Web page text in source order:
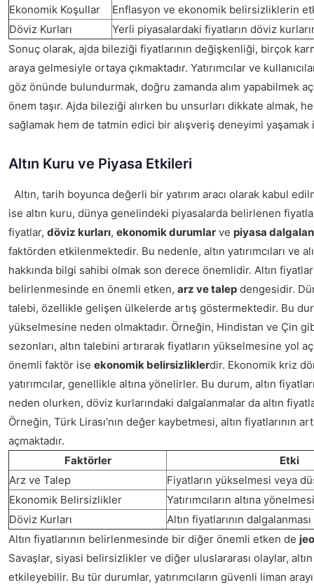
Ekonomik Koşullar
Enflasyon ve ekonomik belirsizliklerin
Döviz Kurları
Yerli piyasalardaki fiyatların döviz
Sonuç olarak, ajda bileziği fiyatlarının değişkenliği, birçok
araya gelmesiyle ortaya çıkmaktadır. Yatırımcılar ve
göz önünde bulundurmak, doğru zamanda alım yapabilmek
önem taşır. Ajda bileziği alırken bu unsurları dikkate almak,
sağlamak hem de tatmin edici bir alışveriş deneyimi
Altın Kuru ve Piyasa Etkileri
Altın, tarih boyunca değerli bir yatırım aracı olarak kabul
ise altın kuru, dünya genelindeki piyasalarda belirlenen
fiyatlar, döviz kurları, ekonomik durumlar ve piyasa
faktörden etkilenmektedir. Bu nedenle, altın yatırımcıları ve
hakkında bilgi sahibi olmak son derece önemlidir. Altın
belirlenmesinde en önemli etken, arz ve talep dengesidir.
talebi, özellikle gelişen ülkelerde artış göstermektedir. Bu
yükselmesine neden olmaktadır. Örneğin, Hindistan ve Çin
sezonları, altın talebini artırarak fiyatların yükselmesine yol
önemli faktör ise ekonomik belirsizliklerdir. Ekonomik kriz
yatırımcılar, genellikle altına yönelirler. Bu durum, altın
neden olurken, döviz kurlarındaki dalgalanmalar da altın
Örneğin, Türk Lirası'nın değer kaybetmesi, altın fiyatlarının
açmaktadır.
Faktörler
Etki
Arz ve Talep
Fiyatların yükselmesi veya
Ekonomik Belirsizlikler
Yatırımcıların altına yönelmesi
Döviz Kurları
Altın fiyatlarının dalgalanması
Altın fiyatlarının belirlenmesinde bir diğer önemli etken de
Savaşlar, siyasi belirsizlikler ve diğer uluslararası olaylar,
etkileyebilir. Bu tür durumlar, yatırımcıların güvenli liman